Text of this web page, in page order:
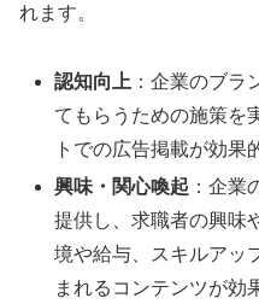
れます。
認知向上 ：企業のブラ
てもらうための施策を
トでの広告掲載が効果
興味・関心喚起 ：企業
提供し、求職者の興味
境や給与、スキルアッ
まれるコンテンツが効